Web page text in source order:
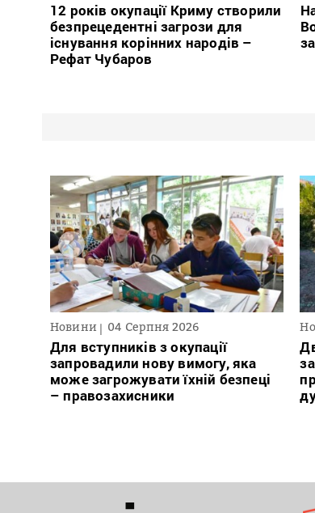
12 років окупації Криму створили
безпрецедентні загрози для
існування корінних народів –
Рефат Чубаров
Новини 04 Серпня 2026
Для вступників з окупації
запровадили нову вимогу, яка
може загрожувати їхній безпеці
– правозахисники